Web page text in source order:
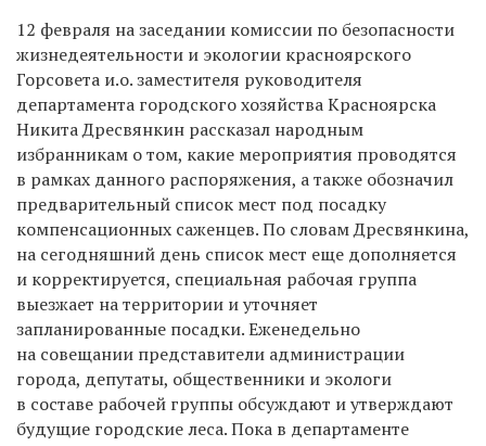
12 февраля на заседании комиссии по безопасности
жизнедеятельности и экологии красноярского
Горсовета и.о. заместителя руководителя
департамента городского хозяйства Красноярска
Никита Дресвянкин рассказал народным
избранникам о том, какие мероприятия проводятся
в рамках данного распоряжения, а также обозначил
предварительный список мест под посадку
компенсационных саженцев. По словам Дресвянкина,
на сегодняшний день список мест еще дополняется
и корректируется, специальная рабочая группа
выезжает на территории и уточняет
запланированные посадки. Еженедельно
на совещании представители администрации
города, депутаты, общественники и экологи
в составе рабочей группы обсуждают и утверждают
будущие городские леса. Пока в департаменте